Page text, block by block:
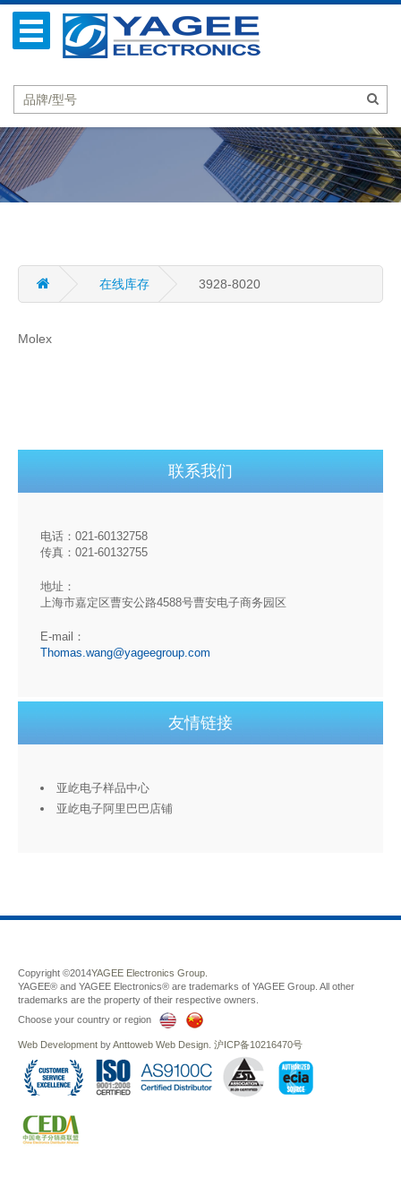
在线库存 3928-8020
Molex
联系我们
电话：021-60132758
传真：021-60132755
地址：
上海市嘉定区曹安公路4588号曹安电子商务园区
E-mail：
Thomas.wang@yageegroup.com
友情链接
亚屹电子样品中心
亚屹电子阿里巴巴店铺
Copyright ©2014YAGEE Electronics Group.
YAGEE® and YAGEE Electronics® are trademarks of YAGEE Group. All other
trademarks are the property of their respective owners.
Choose your country or region
Web Development byAnttoweb Web Design 沪ICP备10216470号